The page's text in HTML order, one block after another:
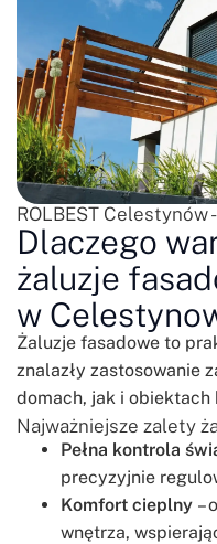
ROLBEST Celestynów
Dlaczego
żaluzje
w
Żaluzje fasadowe to
znalazły zastosowanie
domach, jak i obiektach
Najważniejsze zalety
Pełna kontrola
precyzyjnie
Komfort cieplny –
wnętrza,